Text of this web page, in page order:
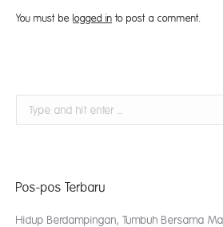
You must be logged in to post a comment.
Search:
Pos-pos Terbaru
Hidup Berdampingan, Tumbuh Bersama